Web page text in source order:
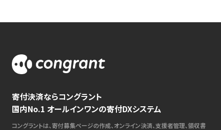
寄付決済ならコングラント
国内No.1 オールインワンの寄付DXシステム
コングラントは、寄付募集ページの作成、オンライン決済、支援者管理、領収書